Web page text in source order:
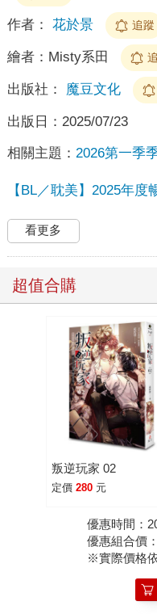
作者： 花於景 追蹤
繪者： Misty系田
出版社： 魔豆文化
出版日： 2025/07/23
相關主題： 2026第一季
【BL／耽美】2025年度
看更多
超值合購
叛逆玩家 02
定價 280 元
優惠時間：
優惠組合價：
※實際價格